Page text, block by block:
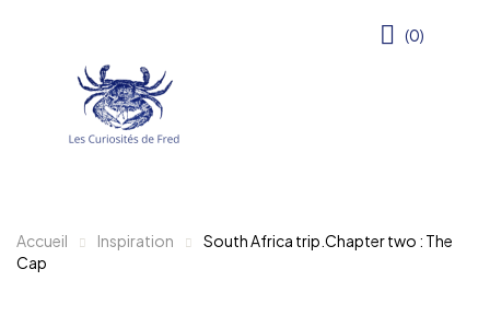
(0)
Accueil Inspiration
South Africa trip.Chapter two : The
Cap